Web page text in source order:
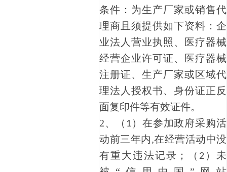
条件：为生产厂家或销售代
理商且须提供如下资料：企
业法人营业执照、医疗器械
经营企业许可证、医疗器械
注册证、生产厂家或区域代
理法人授权书、身份证正反
面复印件等有效证件。
2、
（ 1 ）在参加政府采购活
动前三年内 ,在经营活动中没
有重大违法记录；
（ 2 ） 未